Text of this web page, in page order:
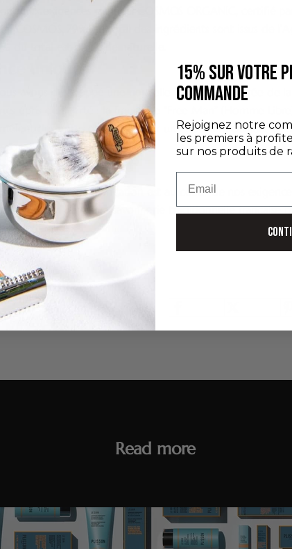
aux exigences du label COSMOS ORGANIC, certifié
COSMOS. 79% du total des ingrédients sont issus de
du total est d'origine naturelle.
unique
avons développé une nouvelle fragrance, inspirée de la
épris de liberté : la fragrance “Free Man” (Homme
des notes de citron pour un effet rafraîchissant et
corsée.
de qualité
nos produits, la fabrication est au coeur de nos
ce savon dans une savonnerie traditionnelle française
qualité.
Read more
15% SUR VOTRE
COMMANDE
Rejoignez notre
les premiers à
sur nos produits de